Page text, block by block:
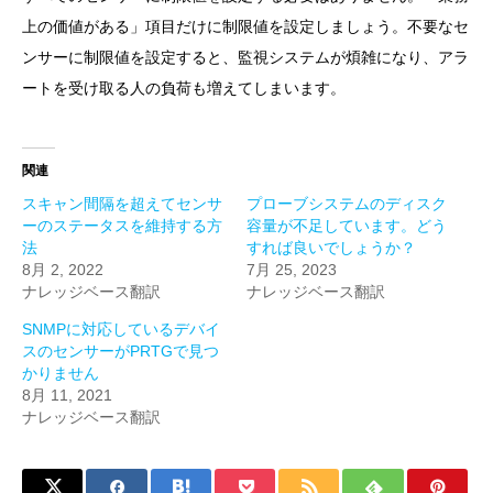
上の価値がある」項目だけに制限値を設定しましょう。不要なセ
ンサーに制限値を設定すると、監視システムが煩雑になり、アラ
ートを受け取る人の負荷も増えてしまいます。
関連
スキャン間隔を超えてセンサ
ーのステータスを維持する方
法
8月 2, 2022
ナレッジベース翻訳
プローブシステムのディスク
容量が不足しています。どう
すれば良いでしょうか？
7月 25, 2023
ナレッジベース翻訳
SNMPに対応しているデバイ
スのセンサーがPRTGで見つ
かりません
8月 11, 2021
ナレッジベース翻訳